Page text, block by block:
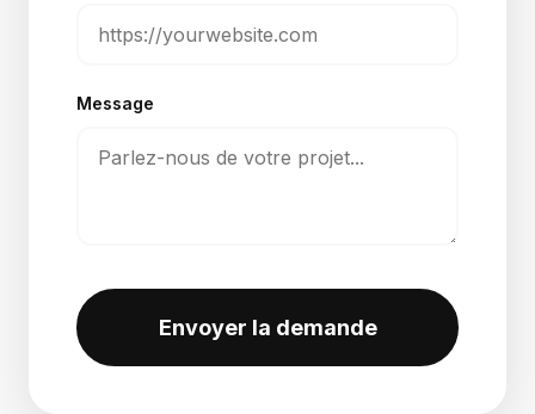
Message
Envoyer la demande